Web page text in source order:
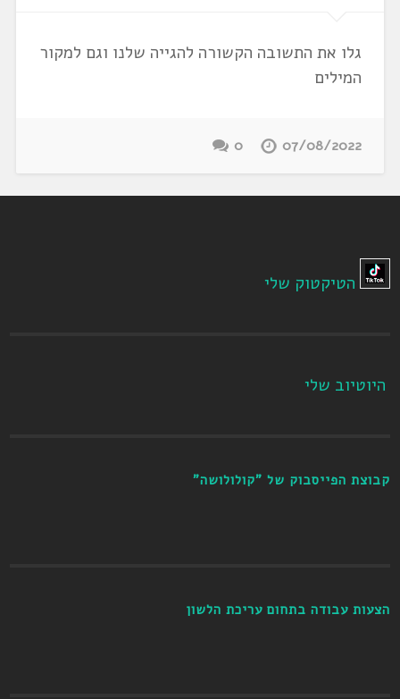
גלו את התשובה הקשורה להגייה שלנו וגם למקור
המילים
07/08/2022
0
הטיקטוק שלי
היוטיוב שלי
קבוצת הפייסבוק של "קולולושה"
הצעות עבודה בתחום עריכת הלשון